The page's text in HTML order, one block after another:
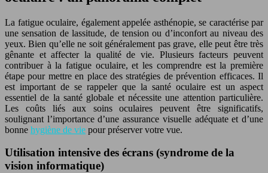
La fatigue oculaire, également appelée asthénopie, se caractérise par
une sensation de lassitude, de tension ou d’inconfort au niveau des
yeux. Bien qu’elle ne soit généralement pas grave, elle peut être très
gênante et affecter la qualité de vie. Plusieurs facteurs peuvent
contribuer à la fatigue oculaire, et les comprendre est la première
étape pour mettre en place des stratégies de prévention efficaces. Il
est important de se rappeler que la santé oculaire est un aspect
essentiel de la santé globale et nécessite une attention particulière.
Les coûts liés aux soins oculaires peuvent être significatifs,
soulignant l’importance d’une assurance visuelle adéquate et d’une
bonne hygiène de vie pour préserver votre vue.
Utilisation intensive des écrans (syndrome de la
vision informatique)